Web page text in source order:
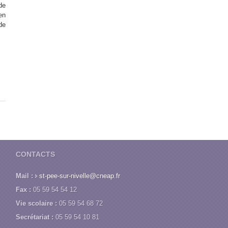
CONTACTS
Mail :
st-pee-sur-nivelle@cneap.fr
Fax : 05 59 54 54 12
Vie scolaire : 05 59 54 68 72
Secrétariat : 05 59 54 10 81